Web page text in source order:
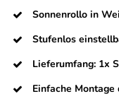
Sonnenrollo in
Stufenlos
Lieferumfang: 1x
Einfache